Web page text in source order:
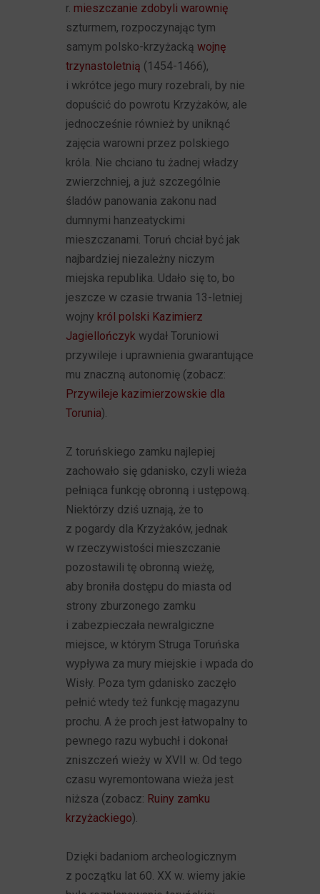
r. mieszczanie zdobyli warownię
szturmem, rozpoczynając tym
samym polsko-krzyżackąwojnę
trzynastoletnią (1454-1466),
i wkrótce jego mury rozebrali, by nie
dopuścić do powrotu Krzyżaków, ale
jednocześnie również by uniknąć
zajęcia warowni przez polskiego
króla. Nie chciano tu żadnej władzy
zwierzchniej, a już szczególnie
śladów panowania zakonu nad
dumnymi hanzeatyckimi
mieszczanami. Toruń chciał być jak
najbardziej niezależny niczym
miejska republika. Udało się to, bo
jeszcze w czasie trwania 13-letniej
wojny król polski Kazimierz
Jagiellończyk wydał Toruniowi
przywileje i uprawnienia gwarantujące
mu znaczną autonomię (zobacz:
Przywileje kazimierzowskie dla
Torunia).
Z toruńskiego zamku najlepiej
zachowało się gdanisko, czyli wieża
pełniąca funkcję obronną i ustępową.
Niektórzy dziś uznają, że to
z pogardy dla Krzyżaków, jednak
w rzeczywistości mieszczanie
pozostawili tę obronną wieżę,
aby broniła dostępu do miasta od
strony zburzonego zamku
i zabezpieczała newralgiczne
miejsce, w którym Struga Toruńska
wypływa za mury miejskie i wpada do
Wisły. Poza tym gdanisko zaczęło
pełnić wtedy też funkcję magazynu
prochu. A że proch jest łatwopalny to
pewnego razu wybuchł i dokonał
zniszczeń wieży w XVII w. Od tego
czasu wyremontowana wieża jest
niższa (zobacz: Ruiny zamku
krzyżackiego).
Dzięki badaniom archeologicznym
z początku lat 60. XX w. wiemy jakie